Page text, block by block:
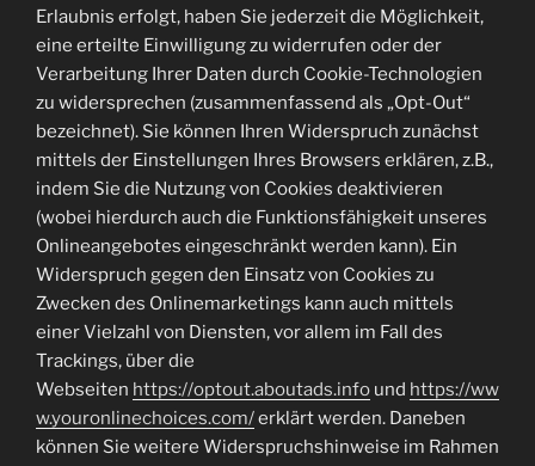
Erlaubnis erfolgt, haben Sie jederzeit die Möglichkeit,
eine erteilte Einwilligung zu widerrufen oder der
Verarbeitung Ihrer Daten durch Cookie-Technologien
zu widersprechen (zusammenfassend als „Opt-Out“
bezeichnet). Sie können Ihren Widerspruch zunächst
mittels der Einstellungen Ihres Browsers erklären, z.B.,
indem Sie die Nutzung von Cookies deaktivieren
(wobei hierdurch auch die Funktionsfähigkeit unseres
Onlineangebotes eingeschränkt werden kann). Ein
Widerspruch gegen den Einsatz von Cookies zu
Zwecken des Onlinemarketings kann auch mittels
einer Vielzahl von Diensten, vor allem im Fall des
Trackings, über die
Webseiten https://optout.aboutads.info und https://ww
w.youronlinechoices.com/erklärt werden. Daneben
können Sie weitere Widerspruchshinweise im Rahmen